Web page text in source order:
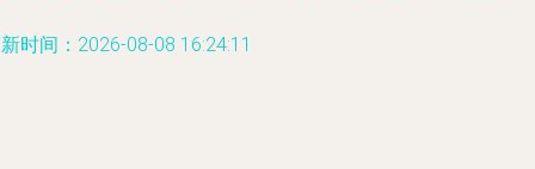
时间：2026-08-08 16:24:11